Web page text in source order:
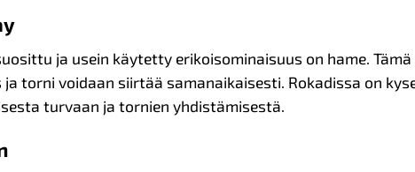
ja usein käytetty erikoisominaisuus on hame.
ja torni voidaan siirtää samanaikaisesti. Rokadissa on
turvaan ja tornien yhdistämisestä.